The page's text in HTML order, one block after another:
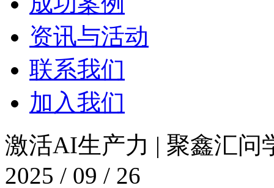
资讯与活动
联系我们
加入我们
激活AI生产力 | 聚鑫汇问
2025 / 09 / 26